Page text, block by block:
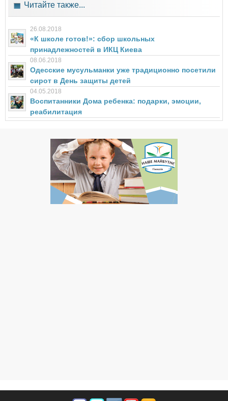
Читайте также...
26.08.2018
«К школе готов!»: сбор школьных
принадлежностей в ИКЦ Киева
08.06.2018
Одесские мусульманки уже традиционно посетили
сирот в День защиты детей
04.05.2018
Воспитанники Дома ребенка: подарки, эмоции,
реабилитация